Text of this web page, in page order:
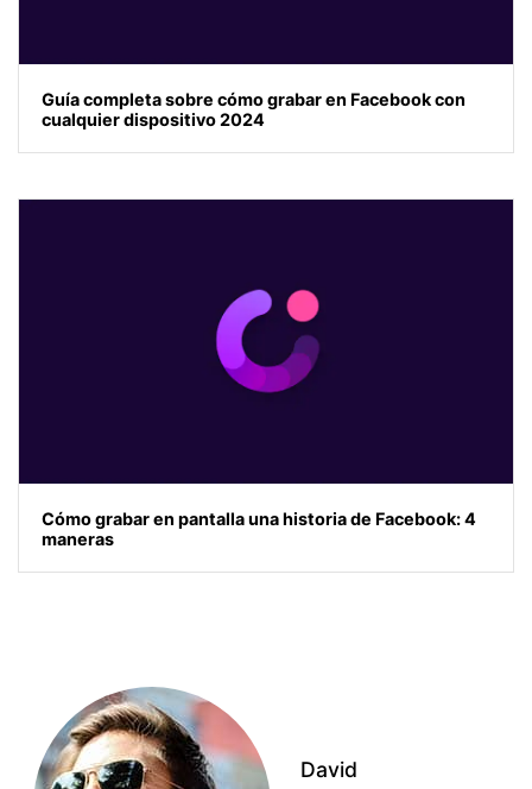
Guía completa sobre cómo grabar en Facebook con
cualquier dispositivo 2024
Cómo grabar en pantalla una historia de Facebook: 4
maneras
David